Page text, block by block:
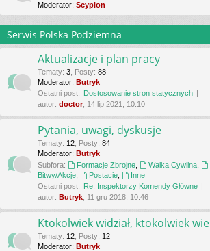
Moderator: Scypion
Serwis Polska Podziemna
Aktualizacje i plan pracy
Tematy: 3 Posty: 88
Moderator: Butryk
Ostatni post: Dostosowanie stron statycznych
autor: doctor, 14 lip 2021, 10:10
Pytania, uwagi, dyskusje
Tematy: 12 Posty: 84
Moderator: Butryk
Subfora:
Formacje Zbrojne, Walka Cywilna,
Bitwy/Akcje
Postacie,
Inne
Ostatni post: Re: Inspektorzy Komendy Główne
autor: Butryk , 11 gru 2018, 10:46
Ktokolwiek widział, ktokolwiek wie
Tematy: 12 Posty: 12
Moderator: Butryk